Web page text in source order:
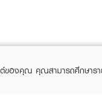
ต์ของคุณ คุณสามารถศึกษารา